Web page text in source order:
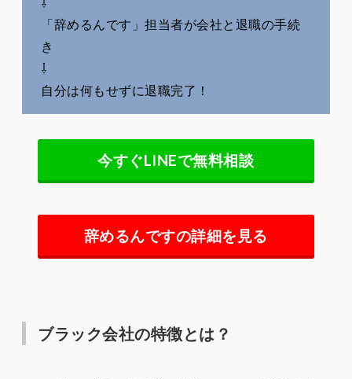
「辞めるんです」担当者が会社と退職の手続
き
⇩
自分は何もせずに退職完了！
今すぐLINEで無料相談
辞めるんですの詳細を見る
ブラック会社の特徴とは？